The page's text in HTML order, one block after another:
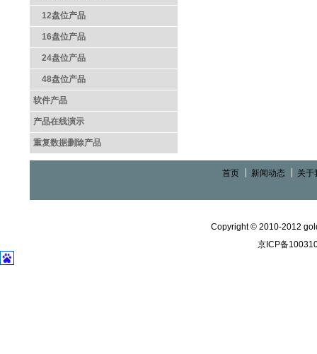
12盘位产品
16盘位产品
24盘位产品
48盘位产品
软件产品
产品在线演示
重复数据删除产品
首页 新闻动态 关于
Copyright © 2010-2012
京ICP备